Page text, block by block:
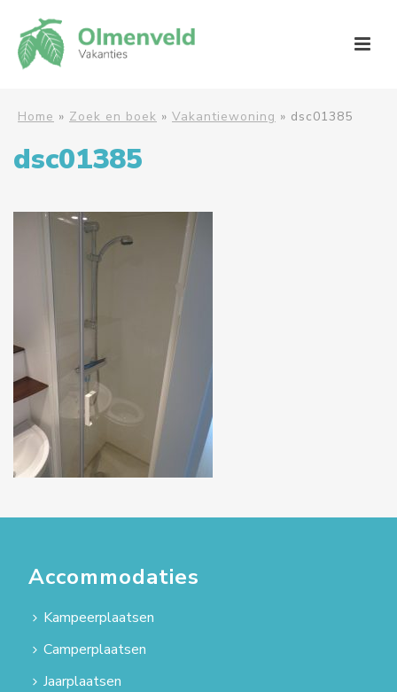
Home » Zoek en boek » Vakantiewoning » dsc01385
dsc01385
Accommodaties
Kampeerplaatsen
Camperplaatsen
Jaarplaatsen